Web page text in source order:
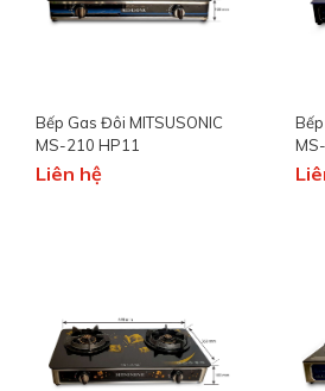
Bếp Gas Đôi MITSUSONIC
MS-210 HP11
Liên hệ